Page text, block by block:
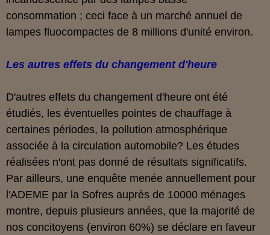
consommation ; ceci face à un marché annuel de
lampes fluocompactes de 8 millions d'unité environ.
Les autres effets du changement d'heure
D'autres effets du changement d'heure ont été
étudiés, les éventuelles pointes de chauffage à
certaines périodes, la pollution atmosphérique
associée à la circulation automobile? Les études
réalisées n'ont pas donné de résultats significatifs.
Par ailleurs, une enquête menée annuellement pour
l'ADEME par la Sofres auprès de 10000 ménages
montre, depuis plusieurs années, que la majorité de
nos concitoyens (environ 60%) se déclare en faveur